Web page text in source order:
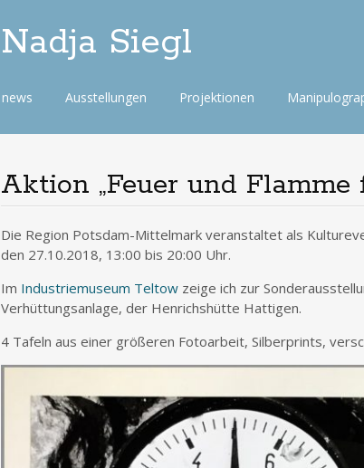
Nadja Siegl
Skip
content
news Ausstellungen Projektionen
Aktion „Feuer und Flamme
Die Region Potsdam-Mittelmark veranstaltet als
den 27.10.2018, 13:00 bis 20:00 Uhr.
Im Industriemuseum Teltow zeige ich zur
Verhüttungsanlage, der Henrichshütte Hattigen.
4 Tafeln aus einer größeren Fotoarbeit, Silberprints,